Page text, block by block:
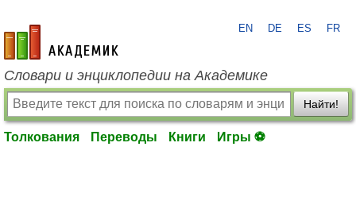
academic.ru
EN DE ES FR
Словари и энциклопедии на Академике
Найти!
Толкования Переводы Книги Игры ⚽